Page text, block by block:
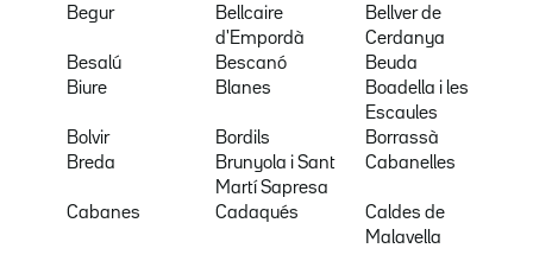
Begur
Bellcaire
d'Empordà
Bellver de
Cerdanya
Besalú
Bescanó
Beuda
Biure
Blanes
Boadella i les
Escaules
Bolvir
Bordils
Borrassà
Breda
Brunyola i Sant
Martí Sapresa
Cabanelles
Cabanes Cadaqués
Caldes de
Malavella